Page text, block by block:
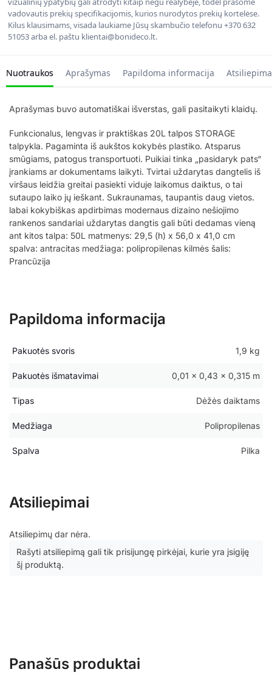
vadovautis prekių specifikacijomis, kurios nurodytos prekių kortelėse.
Kilus klausimams, visada laukiame Jūsų skambučio telefonu +370 632
51053 arba el. paštu klientai@bonideco.lt.
Nuotraukos Aprašymas Papildoma informacija
Aprašymas buvo automatiškai išverstas, gali pasitaikyti klaidų.
Funkcionalus, lengvas ir praktiškas 20L talpos STORAGE
talpykla. Pagaminta iš aukštos kokybės plastiko. Atsparus
smūgiams, patogus transportuoti. Puikiai tinka „pasidaryk pats“
įrankiams ar dokumentams laikyti. Tvirtai uždarytas dangtelis iš
viršaus leidžia greitai pasiekti viduje laikomus daiktus, o tai
sutaupo laiko jų ieškant. Sukraunamas, taupantis daug vietos.
labai kokybiškas apdirbimas modernaus dizaino nešiojimo
rankenos sandariai uždarytas dangtis gali būti dedamas vieną
ant kitos talpa: 50L matmenys: 29,5 (h) x 56,0 x 41,0 cm
spalva: antracitas medžiaga: polipropilenas kilmės šalis:
Prancūzija
Papildoma informacija
Pakuotės svoris 1,9 kg
Pakuotės išmatavimai 0,01 × 0,43 × 0,315 m
Tipas Dėžės daiktams
Medžiaga Polipropilenas
Spalva Pilka
Atsiliepimai
Atsiliepimų dar nėra.
Rašyti atsiliepimą gali tik prisijungę pirkėjai, kurie yra įsigiję
šį produktą.
Panašūs produktai